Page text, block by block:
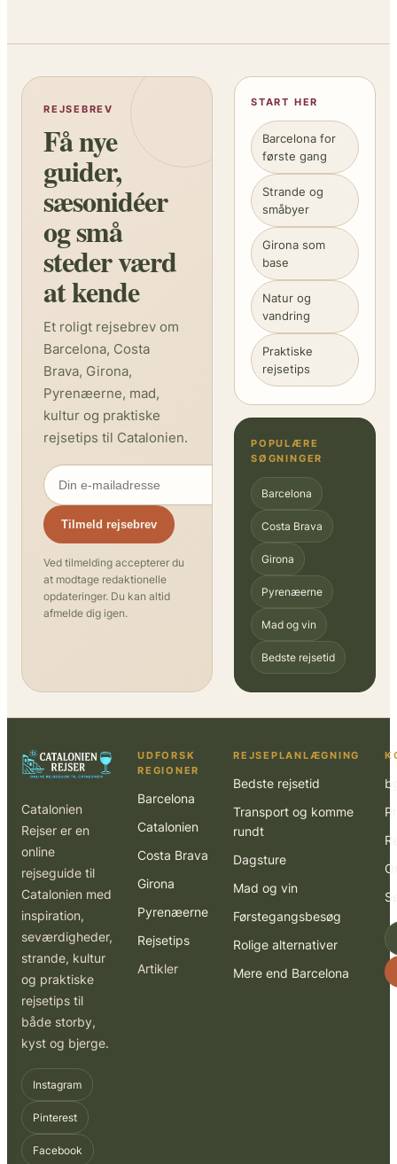
REJSEBREV
Få nye
guider,
sæsonidéer
og små
steder værd
at kende
Et roligt rejsebrev om
Barcelona, Costa
Brava, Girona,
Pyrenæerne, mad,
kultur og praktiske
rejsetips til Catalonien.
Tilmeld rejsebrev
Ved tilmelding accepterer du
at modtage redaktionelle
opdateringer. Du kan altid
afmelde dig igen.
START HER
Barcelona for
første gang
Strande og
småbyer
Girona som
base
Natur og
vandring
Praktiske
rejsetips
POPULÆRE
SØGNINGER
Barcelona
Costa Brava
Girona
Pyrenæerne
Mad og vin
Bedste rejsetid
Catalonien
Rejser er en
online
rejseguide til
Catalonien med
inspiration,
seværdigheder,
strande, kultur
og praktiske
rejsetips til
både storby,
kyst og bjerge.
Instagram
Pinterest
Facebook
UDFORSK
REGIONER
Barcelona
Catalonien
Costa Brava
Girona
Pyrenæerne
Rejsetips
Artikler
REJSEPLANLÆGNING
Bedste rejsetid
Transport og komme
rundt
Dagsture
Mad og vin
Førstegangsbesøg
Rolige alternativer
Mere end Barcelona